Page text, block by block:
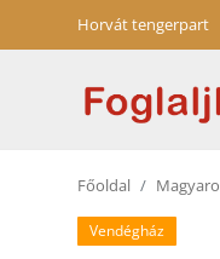
Horvát tengerpart
Főoldal
Vendégház